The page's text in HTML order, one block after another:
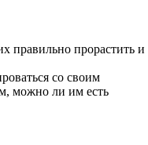
правильно прорастить и
со своим
можно ли им есть